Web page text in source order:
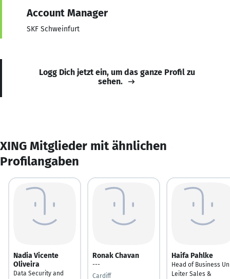
Account Manager
SKF Schweinfurt
Logg Dich jetzt ein, um das ganze Profil zu
sehen.
XING Mitglieder mit ähnlichen
Profilangaben
Nadia Vicente
Oliveira
Data Security and
Ronak Chavan
---
Cardiff
Haifa Pahlke
Head of Business
Leiter Sales &